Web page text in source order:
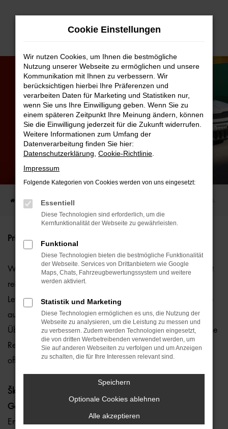
Zum
DER NEUE ŠKODA EPIQ.
JETZT BESTELLBAR!
Startseite FAHRZEUGANGEBOTE Der neue Škoda EPIQ.
Privatleasing.
Wow, war das eine gorillastarke Weltpremiere. Škoda hebt
rein elektrischen Fahrspaß für Jung und Alt auf ein neues
Level! Ein 100 % elektrischer SUV-Crossover, der zeigt, wie
aufregend Alltag sein kann. Kompakt. Modern.
Überraschend vielseitig. Platz für die ganze Familie und eine
Reichweite mit bis zu 425 km lassen fast keine Wünsche
offen.
Škoda Epiq Essence 55 (56 kWh) 155 kW (211 PS) 1-
Gang-Automatik
Energieverbrauch kombiniert: 13,9 kWh/100 km
Cookie Einstellungen
Wir nutzen Cookies, um Ihnen die bestmögliche
Nutzung unserer Webseite zu ermöglichen und unsere
Kommunikation mit Ihnen zu verbessern. Wir
berücksichtigen hierbei Ihre Präferenzen und
verarbeiten Daten für Marketing und Statistiken nur,
wenn Sie uns Ihre Einwilligung geben. Wenn Sie zu
einem späteren Zeitpunkt Ihre Meinung ändern, können
Sie die Einwilligung jederzeit für die Zukunft widerrufen.
Weitere Informationen zum Umfang der
Datenverarbeitung finden Sie hier:
Datenschutzerklärung Cookie-Richtlinie
Impressum
Folgende Kategorien von Cookies werden von uns eingesetzt:
Essentiell
Diese Technologien sind erforderlich, um die
Kernfunktionalität der Webseite zu gewährleisten.
Funktional
Diese Technologien bieten die bestmögliche Funktionalität
der Webseite. Services von Drittanbietern wie Google
Maps, Chats, Fahrzeugbewertungssystem und weitere
werden aktiviert.
Statistik und Marketing
Diese Technologien ermöglichen es uns, die Nutzung der
Webseite zu analysieren, um die Leistung zu messen und
zu verbessern. Zudem werden Technologien eingesetzt,
die von dritten Werbetreibenden verwendet werden, um
Sie auf anderen Webseiten zu verfolgen und um Anzeigen
zu schalten, die für Ihre Interessen relevant sind.
Speichern
Optionale Cookies ablehnen
Alle akzeptieren